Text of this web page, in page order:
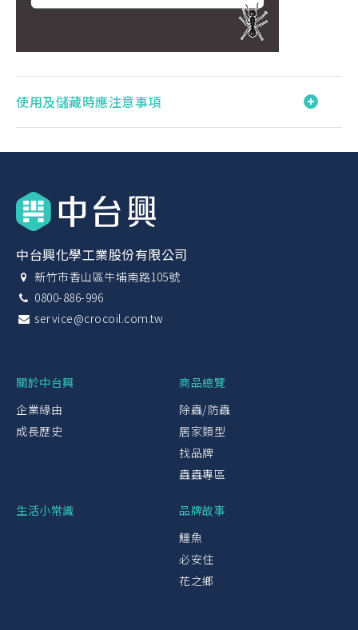
使用及儲藏時應注意事項
中台興化學工業股份有限公司
新竹市香山區牛埔南路105號
0800-886-996
service@crocoil.com.tw
關於中台興
企業緣由
成長歷史
商品總覽
除蟲/防蟲
居家類型
找品牌
蟲蟲專區
生活小常識
品牌故事
鱷魚
必安住
花之鄉